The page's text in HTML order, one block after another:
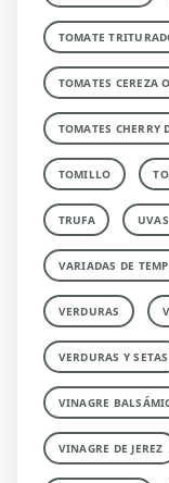
TOMATE
TOMATES CEREZA
TOMATES CHERRY
TOMILLO
TRUFA
VARIADAS DE
VERDURAS
VERDURAS Y SETAS
VINAGRE
VINAGRE DE JEREZ